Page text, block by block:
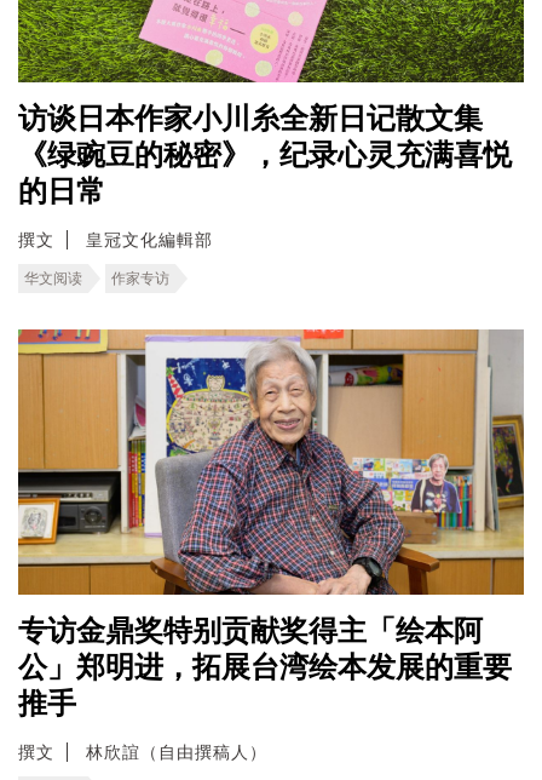
访谈日本作家小川糸全新日记散文集
《绿豌豆的秘密》，纪录心灵充满喜悦
的日常
撰文 皇冠文化編輯部
华文阅读 作家专访
专访金鼎奖特别贡献奖得主「绘本阿
公」郑明进，拓展台湾绘本发展的重要
推手
撰文 林欣誼（自由撰稿人）